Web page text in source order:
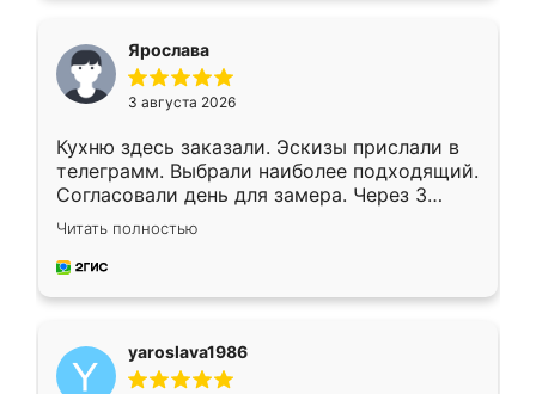
Ярослава
3 августа 2026
Кухню здесь заказали. Эскизы прислали в
телеграмм. Выбрали наиболее подходящий.
Согласовали день для замера. Через 3
недели кухня была уже готова. Остались
довольны работой. Спасибо Ренессанс
мебель за качественную работу!
Читать полностью
yaroslava1986